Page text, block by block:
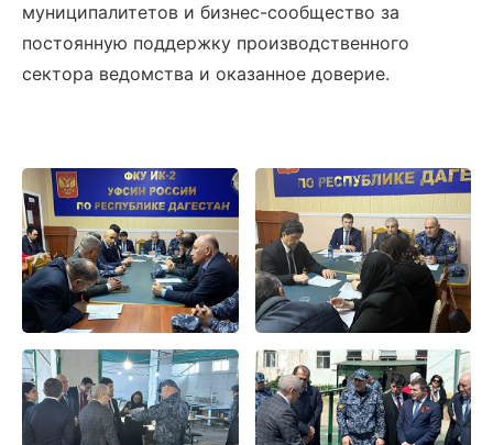
муниципалитетов и бизнес-сообщество за
постоянную поддержку производственного
сектора ведомства и оказанное доверие.